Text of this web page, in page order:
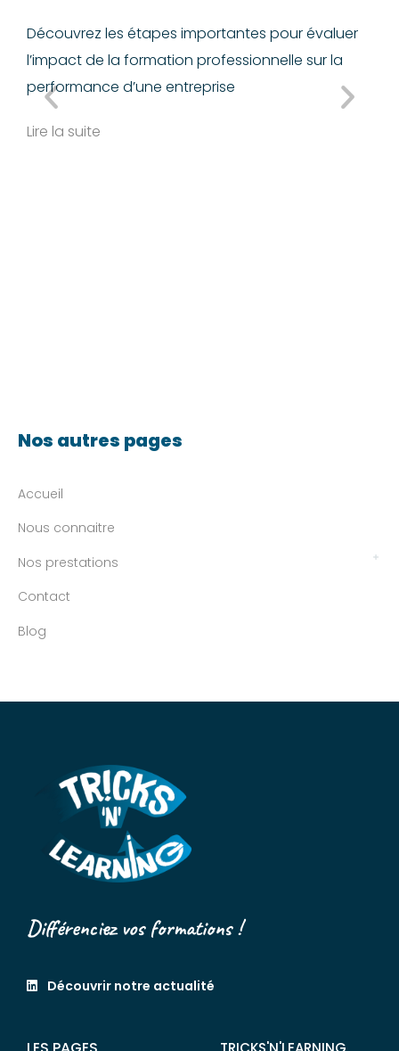
Découvrez les étapes importantes pour évaluer
l’impact de la formation professionnelle sur la
performance d’une entreprise
Lire la suite
Nos autres pages
Accueil
Nous connaitre
Nos prestations
Contact
Blog
Différenciez vos formations !
Découvrir notre actualité